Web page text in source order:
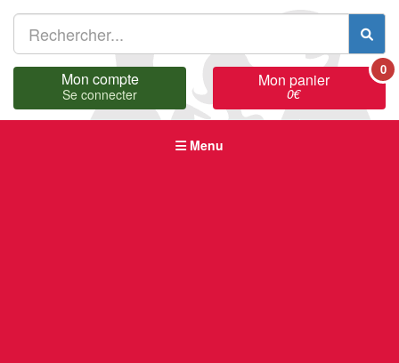
Mon compte
Se connecter
Mon panier
0€
0
Menu